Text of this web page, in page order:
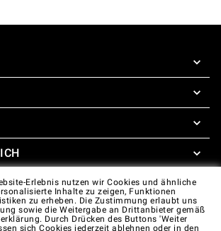
Erlebnis nutzen wir Cookies und ähnliche
Inhalte zu zeigen, Funktionen
zu erheben. Die Zustimmung erlaubt uns
sowie die Weitergabe an Drittanbieter gemäß
Durch Drücken des Buttons 'Weiter
sich Cookies jederzeit ablehnen oder in den